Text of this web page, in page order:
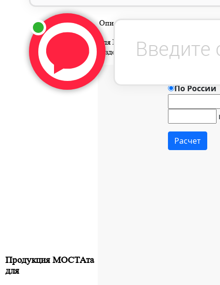
Продукция МОСТАта
для
Описание Доставка Гарантия
Для Вашего удобства можно
разделе
заявка.